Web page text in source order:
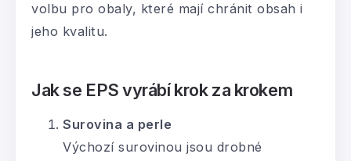
volbu pro obaly, které mají chránit obsah i
jeho kvalitu.
Jak se EPS vyrábí krok za krokem
Surovina a perle
Výchozí surovinou jsou drobné